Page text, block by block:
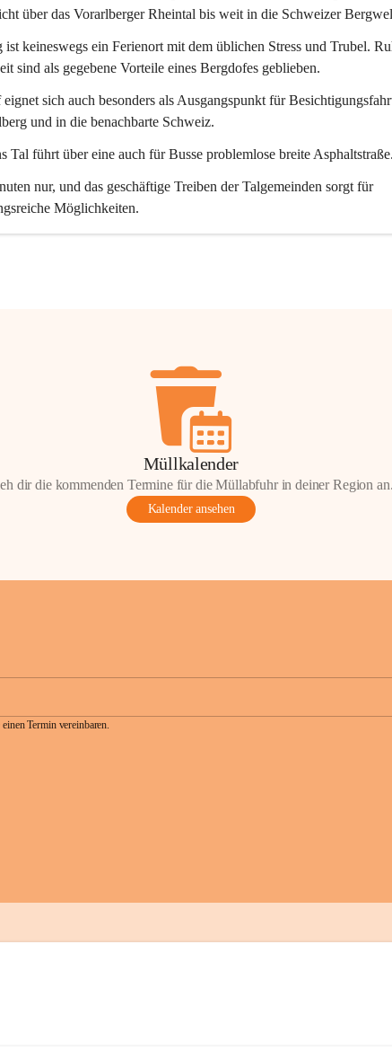
über das Vorarlberger Rheintal bis weit in die Schweizer
ist keineswegs ein Ferienort mit dem üblichen Stress und Trubel.
sind als gegebene Vorteile eines Bergdofes geblieben.
sich auch besonders als Ausgangspunkt für
und in die benachbarte Schweiz.
Tal führt über eine auch für Busse problemlose breite
nur, und das geschäftige Treiben der Talgemeinden sorgt für
Möglichkeiten.
Müllkalender
dir die kommenden Termine für die Müllabfuhr in deiner Region
Kalender ansehen
Termin vereinbaren.